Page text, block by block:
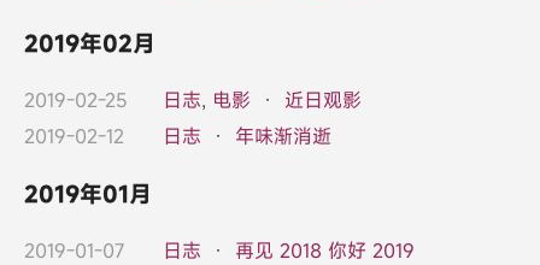
2019年02月
2019-02-25 日志, 电影 · 近日观影
2019-02-12
日志 · 年味渐消逝
2019年01月
2019-01-07 日志 · 再见 2018 你好 2019